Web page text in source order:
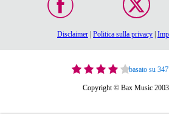
Disclaimer | Politica sulla privacy |
basato su
Copyright © Bax Music